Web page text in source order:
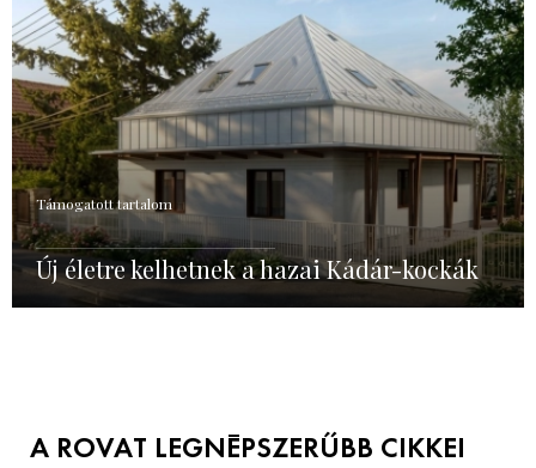
Támogatott tartalom
Új életre kelhetnek a hazai Kádár-kockák
A ROVAT LEGNÉPSZERŰBB CIKKEI